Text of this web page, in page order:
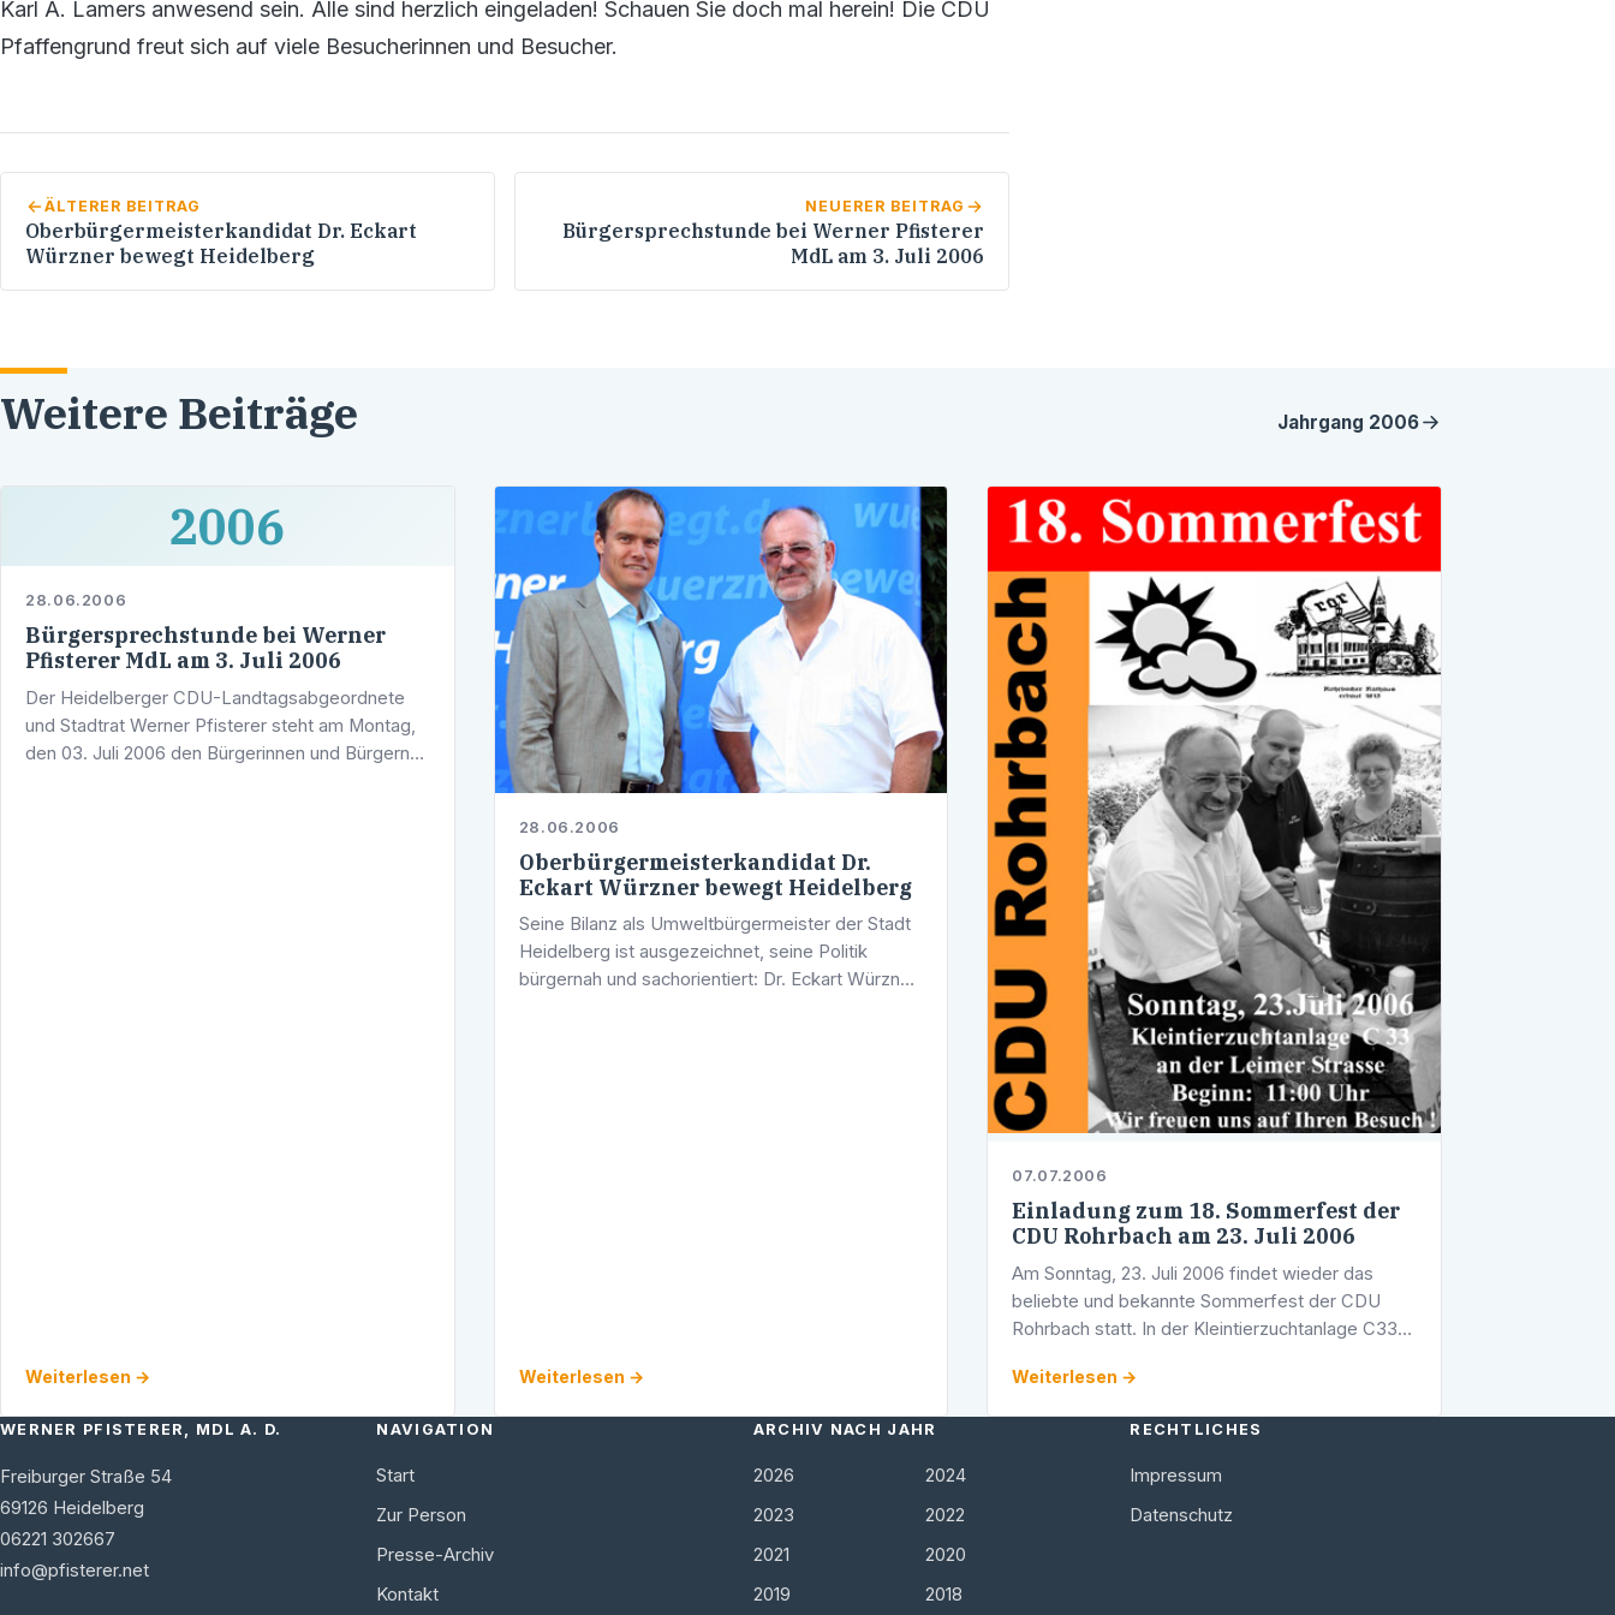
Karl A. Lamers anwesend sein. Alle sind herzlich eingeladen! Schauen Sie doch mal herein! Die CDU
Pfaffengrund freut sich auf viele Besucherinnen und Besucher.
ÄLTERER BEITRAG
Oberbürgermeisterkandidat Dr. Eckart
Würzner bewegt Heidelberg
NEUERER BEITRAG
Bürgersprechstunde bei Werner Pfisterer
MdL am 3. Juli 2006
Weitere Beiträge Jahrgang 2006
2006
28.06.2006
Bürgersprechstunde bei Werner
Pfisterer MdL am 3. Juli 2006
Der Heidelberger CDU-Landtagsabgeordnete
und Stadtrat Werner Pfisterer steht am Montag,
den 03. Juli 2006 den Bürgerinnen und Bürgern
Weiterlesen →
28.06.2006
Oberbürgermeisterkandidat Dr.
Eckart Würzner bewegt Heidelberg
Seine Bilanz als Umweltbürgermeister der Stadt
Heidelberg ist ausgezeichnet, seine Politik
bürgernah und sachorientiert: Dr. Eckart Würzner.
Weiterlesen →
07.07.2006
Einladung zum 18. Sommerfest der
CDU Rohrbach am 23. Juli 2006
Am Sonntag, 23. Juli 2006 findet wieder das
beliebte und bekannte Sommerfest der CDU
Rohrbach statt. In der Kleintierzuchtanlage C33
Besucherinnen und Besucher …
Weiterlesen →
WERNER PFISTERER, MDL A. D.
Freiburger Straße 54
69126 Heidelberg
06221 302667
info@pfisterer.net
NAVIGATION
Start
Zur Person
Presse-Archiv
Kontakt
ARCHIV NACH JAHR
2026
2024
2023
2022
2021
2020
2019
2018
RECHTLICHES
Impressum
Datenschutz